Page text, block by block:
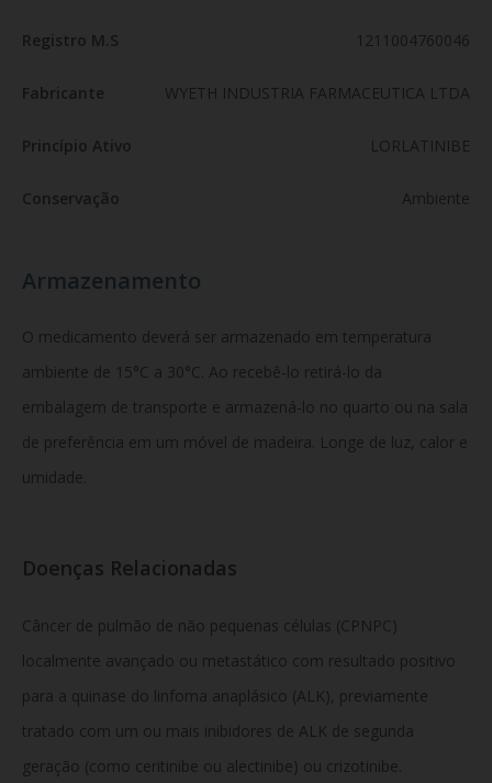
Registro M.S 1211004760046
Fabricante WYETH INDUSTRIA FARMACEUTICA LTDA
Princípio Ativo LORLATINIBE
Conservação Ambiente
Armazenamento
O medicamento deverá ser armazenado em temperatura
ambiente de 15°C a 30°C. Ao recebê-lo retirá-lo da
embalagem de transporte e armazená-lo no quarto ou na sala
de preferência em um móvel de madeira. Longe de luz, calor e
umidade.
Doenças Relacionadas
Câncer de pulmão de não pequenas células (CPNPC)
localmente avançado ou metastático com resultado positivo
para a quinase do linfoma anaplásico (ALK), previamente
tratado com um ou mais inibidores de ALK de segunda
geração (como ceritinibe ou alectinibe) ou crizotinibe.